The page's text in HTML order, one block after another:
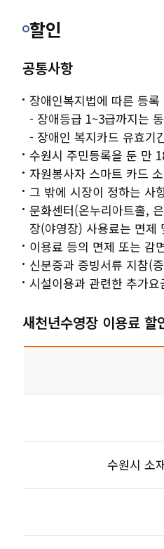
사이트도우미
할인
공통사항
장애인복지법에 따른 등
- 장애등급 1~3급까지는
- 장애인 복지카드 유효기
수원시 주민등록을 둔 만
자원봉사자 스마트 카드
그 밖에 시장이 정하는 사
문화센터(온누리아트홀,
장(야영장) 사용료는 면제
이용료 등의 면제 또는 감
신분증과 증빙서류 지참(
시설이용과 관련한 추가
새천년수영장 이용료
수원시 소